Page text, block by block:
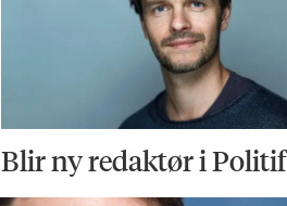
Blir ny redaktør i